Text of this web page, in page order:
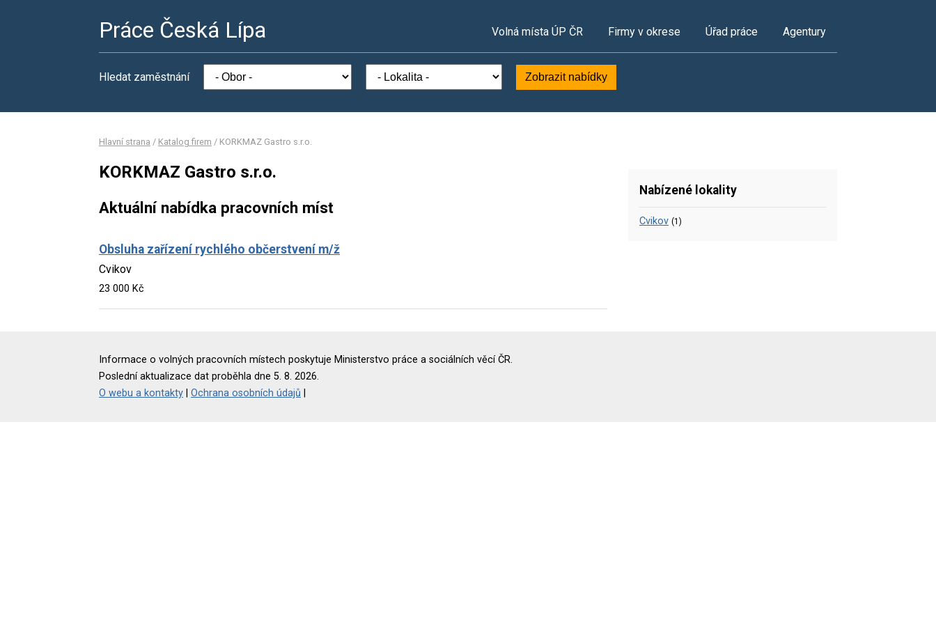
Práce Česká Lípa Volná místa ÚP ČR Firmy v okrese Úřad práce Agentury
Hledat zaměstnání Zobrazit nabídky
Hlavní strana / Katalog firem / KORKMAZ Gastro s.r.o.
KORKMAZ Gastro s.r.o.
Aktuální nabídka pracovních míst
Obsluha zařízení rychlého občerstvení m/ž
Cvikov
23 000 Kč
Nabízené lokality
Cvikov (1)
Informace o volných pracovních místech poskytuje Ministerstvo práce a sociálních věcí ČR.
Poslední aktualizace dat proběhla dne 5. 8. 2026.
O webu a kontakty
Ochrana osobních údajů